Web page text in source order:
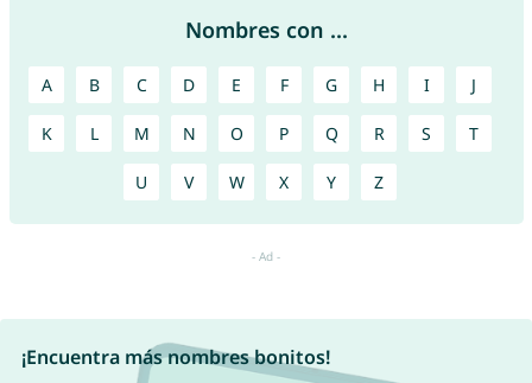
Nombres con ...
A B C D E F G H I J
K L M N O P Q R S T
U V W X Y Z
¡Encuentra más nombres bonitos!